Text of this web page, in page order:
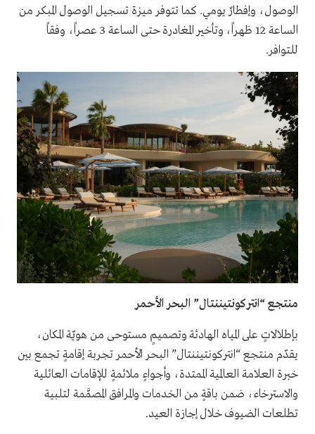
الوصول، وإفطارٌ يومي. كما تتوفر ميزة تسجيل الوصول المبكر من
الساعة 12 ظهراً، وتأخير المغادرة حتى الساعة 3 عصراً، وفقاً
للتوافر.
منتجع “انتركونتيننتال” البحر الأحمر
بإطلالاتٍ على المياه الهادئة وتصميمٍ مستوحى من هويّة المكان،
يقدّم منتجع “انتركونتيننتال” البحر الأحمر تجربة إقامةٍ تجمع بين
خبرة العلامة العالمية الممتدة، وأجواءٍ ملائمةٍ للإقامات العائلية
والاسترخاء، ضمن باقةٍ من الخدمات والمرافق المصمَّمة لتلبية
تطلعات الضيوف خلال إجازة العيد.